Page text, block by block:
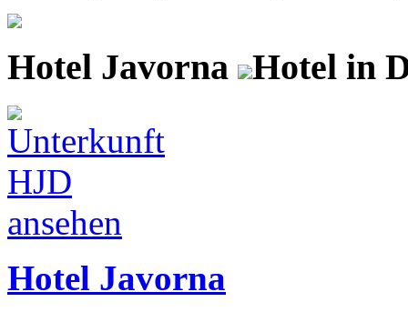
Hotel Javorna Hotel in
Hotel Javorna